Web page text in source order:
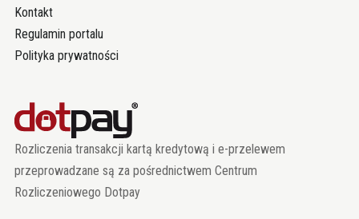
Kontakt
Regulamin portalu
Polityka prywatności
Rozliczenia transakcji kartą kredytową i e-przelewem
przeprowadzane są za pośrednictwem Centrum
Rozliczeniowego Dotpay